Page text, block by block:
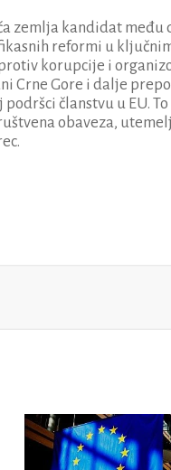
zemlja kandidat
reformi u
korupcije i
Crne Gore i dalje
članstvu u EU.
obaveza,